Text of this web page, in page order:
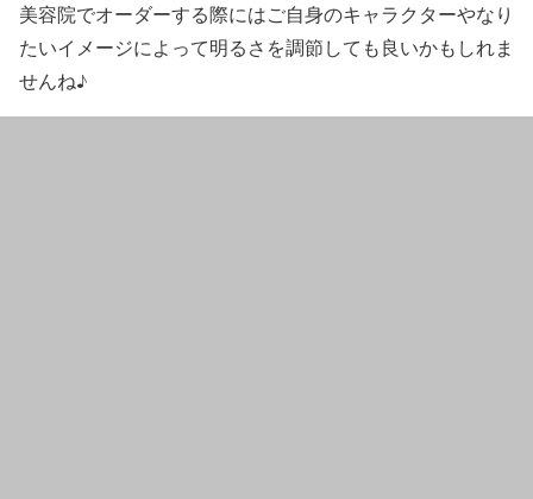
美容院でオーダーする際にはご自身のキャラクターやなり
たいイメージによって明るさを調節しても良いかもしれま
せんね♪